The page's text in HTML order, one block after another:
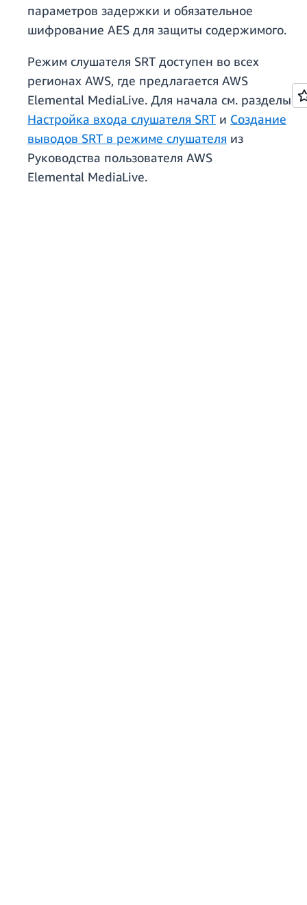
параметров задержки и обязательное
шифрование AES для защиты содержимого.
Режим слушателя SRT доступен во всех
регионах AWS, где предлагается AWS
Elemental MediaLive. Для начала см. разделы
Настройка входа слушателя SRT и Создание
выводов SRT в режиме слушателя из
Руководства пользователя AWS
Elemental MediaLive.